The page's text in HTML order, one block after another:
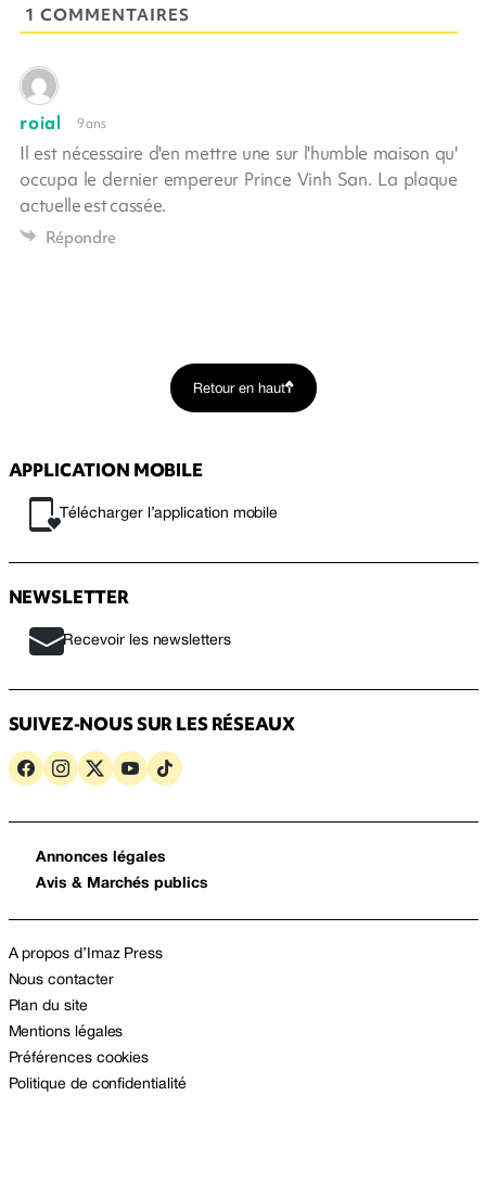
1 COMMENTAIRES
roial 9 ans
Il est nécessaire d'en mettre une sur l'humble maison qu'
occupa le dernier empereur Prince Vinh San. La plaque
actuelle est cassée.
Répondre
Retour en haut
APPLICATION MOBILE
Télécharger l’application mobile
NEWSLETTER
Recevoir les newsletters
SUIVEZ-NOUS SUR LES RÉSEAUX
Annonces légales
Avis & Marchés publics
A propos d’Imaz Press
Nous contacter
Plan du site
Mentions légales
Préférences cookies
Politique de confidentialité